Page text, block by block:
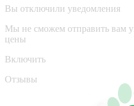
Вы отключили уведомления
Мы не сможем отправить вам
цены
Включить
Отзывы